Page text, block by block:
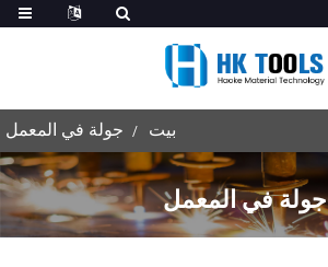
بيت جولة في المعمل
جولة في المعمل